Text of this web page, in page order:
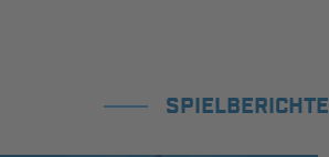
SPIELBERICHTE